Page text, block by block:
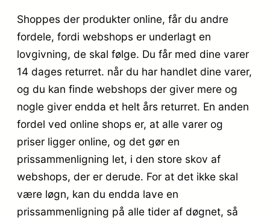
Shoppes der produkter online, får du andre
fordele, fordi webshops er underlagt en
lovgivning, de skal følge. Du får med dine varer
14 dages returret. når du har handlet dine varer,
og du kan finde webshops der giver mere og
nogle giver endda et helt års returret. En anden
fordel ved online shops er, at alle varer og
priser ligger online, og det gør en
prissammenligning let, i den store skov af
webshops, der er derude. For at det ikke skal
være løgn, kan du endda lave en
prissammenligning på alle tider af døgnet, så